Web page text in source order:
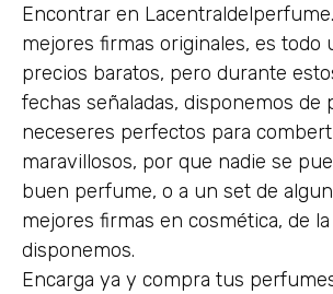
Encontrar en
mejores firmas originales, es todo
precios baratos, pero durante
fechas señaladas, disponemos de
neceseres perfectos para
maravillosos, por que nadie se
buen perfume, o a un set de
mejores firmas en cosmética, de
disponemos.
Encarga ya y compra tus